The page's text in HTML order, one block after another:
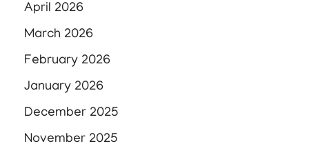
April 2026
March 2026
February 2026
January 2026
December 2025
November 2025